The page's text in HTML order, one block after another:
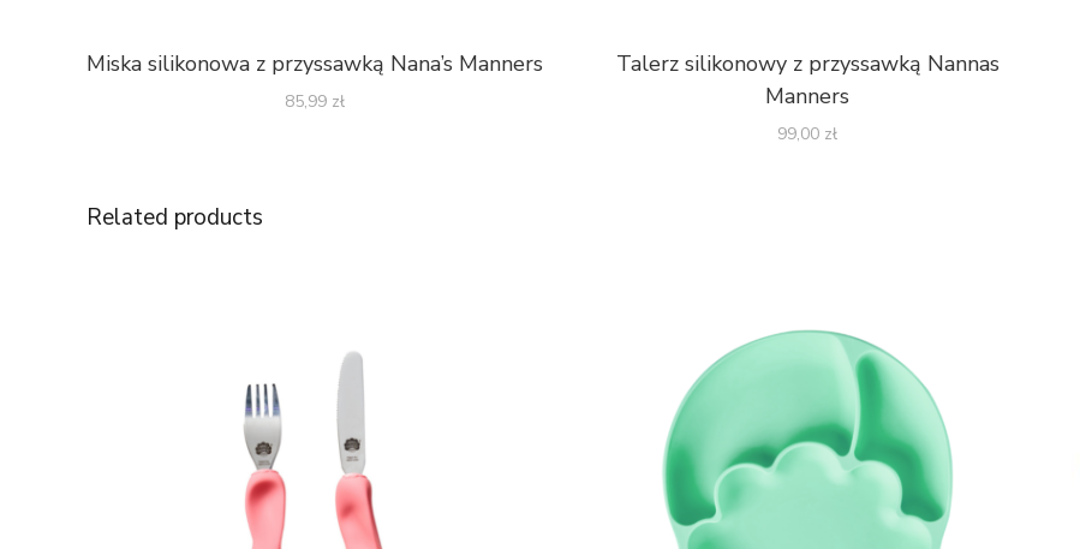
Miska silikonowa z przyssawką Nana’s Manners
85,99 zł
Talerz silikonowy z przyssawką Nannas
Manners
99,00 zł
Related products